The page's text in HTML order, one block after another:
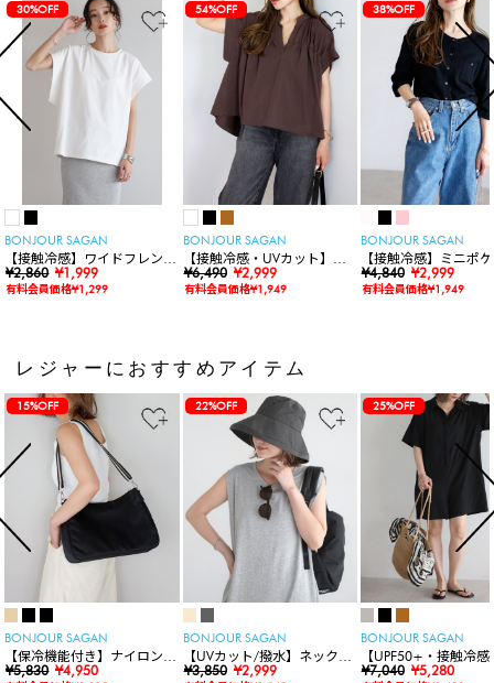
30%OFF
BONJOUR SAGAN
【接触冷感】ワイドフレンチ
スリーブTシャツ
¥2,860 ¥1,999
有料会員価格¥1,299
54%OFF
BONJOUR SAGAN
【接触冷感・UVカット】シ
ャーリングスキッパートップ
ス
¥6,490 ¥2,999
有料会員価格¥1,949
38%OFF
BONJOUR SAGAN
【接触冷感】ミニポ
袖ニットカーディガン
¥4,840 ¥2,999
有料会員価格¥1,949
レジャーにおすすめアイテム
15%OFF
BONJOUR SAGAN
【保冷機能付き】ナイロンシ
ョルダーバッグ
¥5,830 ¥4,950
22%OFF
BONJOUR SAGAN
【UVカット/撥水】ネックカ
バー付きワイドリムハット
¥3,850 ¥2,999
25%OFF
BONJOUR SAGAN
【UPF50+・接触冷感
水】【水陸両用】ラ
¥7,040 ¥5,280